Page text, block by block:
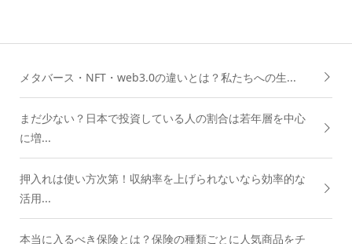
メタバース・NFT・web3.0の違いとは？私たちへの生...
まだ少ない？日本で投資している人の割合は若年層を中心
に増...
押入れは使い方次第！収納率を上げられないなら効率的な
活用...
本当に入るべき保険とは？保険の種類ごとに人気商品をチ